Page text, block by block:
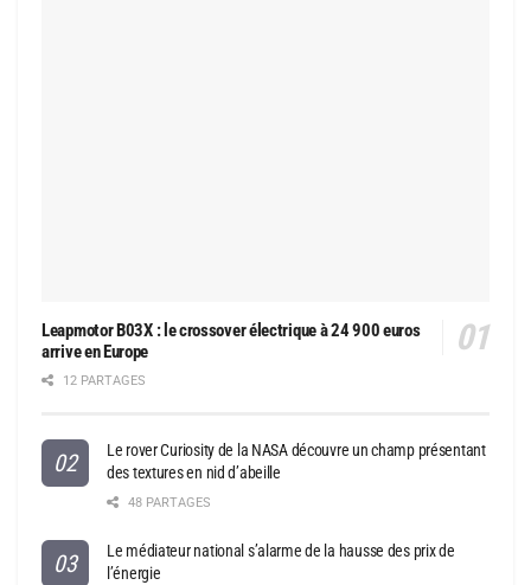
Leapmotor B03X : le crossover électrique à 24 900 euros
arrive en Europe
12 PARTAGES
Le rover Curiosity de la NASA découvre un champ présentant
des textures en nid d’abeille
48 PARTAGES
Le médiateur national s’alarme de la hausse des prix de
l’énergie